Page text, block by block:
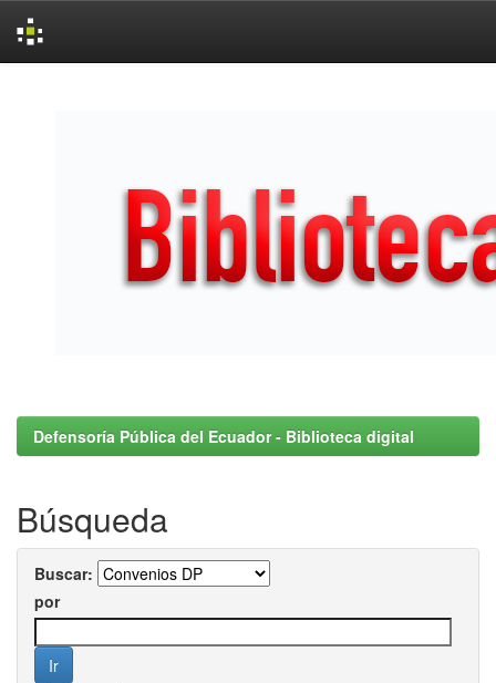
Defensoría Pública del Ecuador - Biblioteca digital
Búsqueda
Buscar:
por